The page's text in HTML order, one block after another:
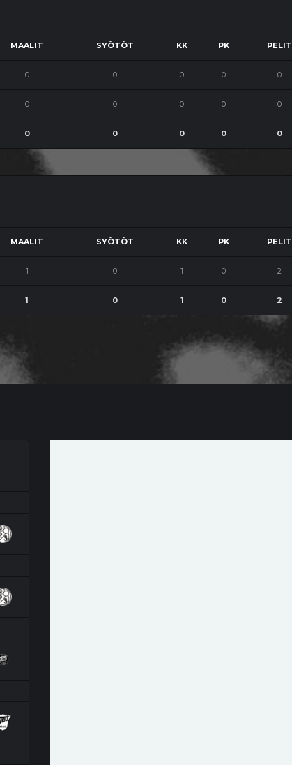
MAALIT SYÖTÖT KK PK PELIT
0 0 0 0 0
0 0 0 0 0
0 0 0 0 0
MAALIT SYÖTÖT KK PK PELIT
1 0 1 0 2
1 0 1 0 2